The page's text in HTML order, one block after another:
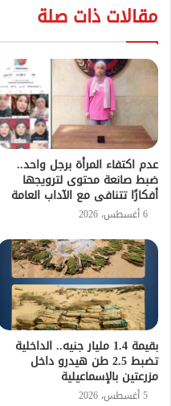
مقالات ذات صلة
عدم اكتفاء المرأة برجل واحد..
ضبط صانعة محتوى لترويجها
أفكارًا تتنافى مع الآداب العامة
6 أغسطس، 2026
بقيمة 1.4 مليار جنيه.. الداخلية
تضبط 2.5 طن هيدرو داخل
مزرعتين بالإسماعيلية
5 أغسطس، 2026